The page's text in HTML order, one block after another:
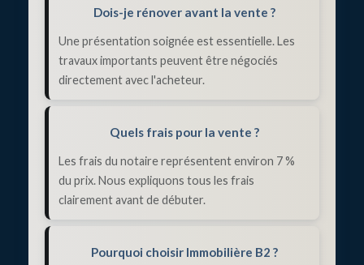
Dois-je rénover avant la vente ?
Une présentation soignée est essentielle. Les
travaux importants peuvent être négociés
directement avec l'acheteur.
Quels frais pour la vente ?
Les frais du notaire représentent environ 7 %
du prix. Nous expliquons tous les frais
clairement avant de débuter.
Pourquoi choisir Immobilière B2 ?